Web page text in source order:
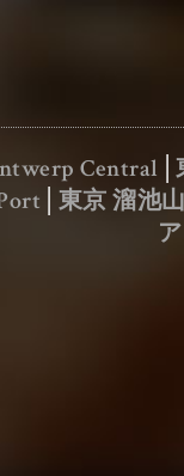
Central
東京 溜池